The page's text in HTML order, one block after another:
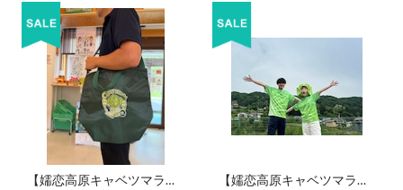
【嬬恋高原キャベツマラソ
【嬬恋高原キャベツマラソ